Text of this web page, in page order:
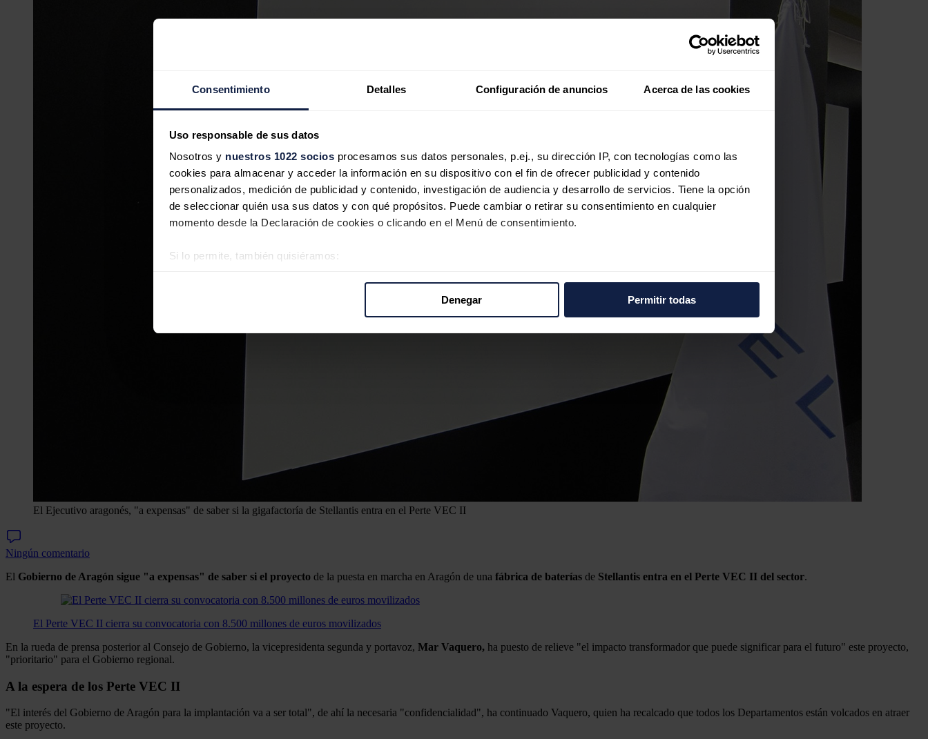
Consentimiento Detalles Configuración de anuncios Acerca de las cookies
Uso responsable de sus datos
Nosotros y nuestros 1022 socios procesamos sus datos personales, p.ej., su dirección IP, con tecnologías como las
cookies para almacenar y acceder la información en su dispositivo con el fin de ofrecer publicidad y contenido
personalizados, medición de publicidad y contenido, investigación de audiencia y desarrollo de servicios. Tiene la opción
de seleccionar quién usa sus datos y con qué propósitos. Puede cambiar o retirar su consentimiento en cualquier
momento desde la Declaración de cookies o clicando en el Menú de consentimiento.
Si lo permite, también quisiéramos:
Las cookies de este sitio web se usan para personalizar el contenido y los anuncios, ofrecer funciones de redes sociales
y analizar el tráfico. Además, compartimos información sobre el uso que haga del sitio web con nuestros partners de
redes sociales, publicidad y análisis web, quienes pueden combinarla con otra información que les haya proporcionado o
Denegar Permitir todas
El Ejecutivo aragonés, "a expensas" de saber si la gigafactoría de Stellantis entra en el Perte VEC II
Ningún comentario
El Gobierno de Aragón sigue "a expensas" de saber si el proyecto de la puesta en marcha en Aragón de una fábrica de baterías de Stellantis entra en el Perte VEC II del sector.
El Perte VEC II cierra su convocatoria con 8.500 millones de euros movilizados
En la rueda de prensa posterior al Consejo de Gobierno, la vicepresidenta segunda y portavoz, Mar Vaquero, ha puesto de relieve "el impacto transformador que puede significar para el futuro" este proyecto,
"prioritario" para el Gobierno regional.
A la espera de los Perte VEC II
"El interés del Gobierno de Aragón para la implantación va a ser total", de ahí la necesaria "confidencialidad", ha continuado Vaquero, quien ha recalcado que todos los Departamentos están volcados en atraer
este proyecto.